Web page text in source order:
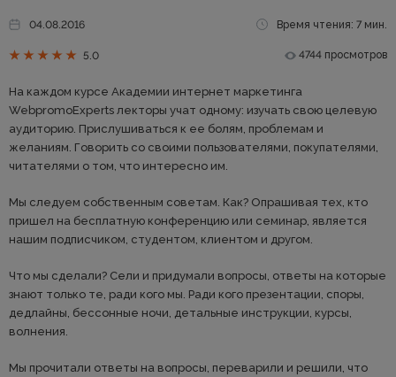
04.08.2016 Время чтения: 7 мин.
5.0 4744 просмотров
На каждом курсе Академии интернет маркетинга
WebpromoExperts лекторы учат одному: изучать свою целевую
аудиторию. Прислушиваться к ее болям, проблемам и
желаниям. Говорить со своими пользователями, покупателями,
читателями о том, что интересно им.
Мы следуем собственным советам. Как? Опрашивая тех, кто
пришел на бесплатную конференцию или семинар, является
нашим подписчиком, студентом, клиентом и другом.
Что мы сделали? Сели и придумали вопросы, ответы на которые
знают только те, ради кого мы. Ради кого презентации, споры,
дедлайны, бессонные ночи, детальные инструкции, курсы,
волнения.
Мы прочитали ответы на вопросы, переварили и решили, что